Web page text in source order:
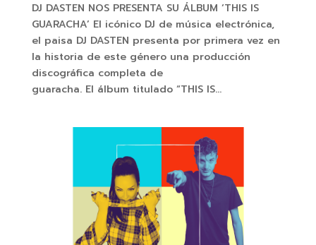
DJ DASTEN NOS PRESENTA SU ÁLBUM ‘THIS IS
GUARACHA’ El icónico DJ de música electrónica,
el paisa DJ DASTEN presenta por primera vez en
la historia de este género una producción
discográfica completa de
guaracha. El álbum titulado “THIS IS...